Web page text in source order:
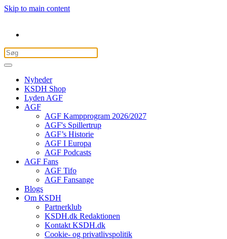
Skip to main content
Nyheder
KSDH Shop
Lyden AGF
AGF
AGF Kampprogram 2026/2027
AGF's Spillertrup
AGF’s Historie
AGF I Europa
AGF Podcasts
AGF Fans
AGF Tifo
AGF Fansange
Blogs
Om KSDH
Partnerklub
KSDH.dk Redaktionen
Kontakt KSDH.dk
Cookie- og privatlivspolitik